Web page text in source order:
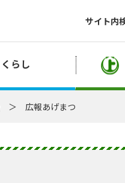
サイト内
くらし
広報あげまつ